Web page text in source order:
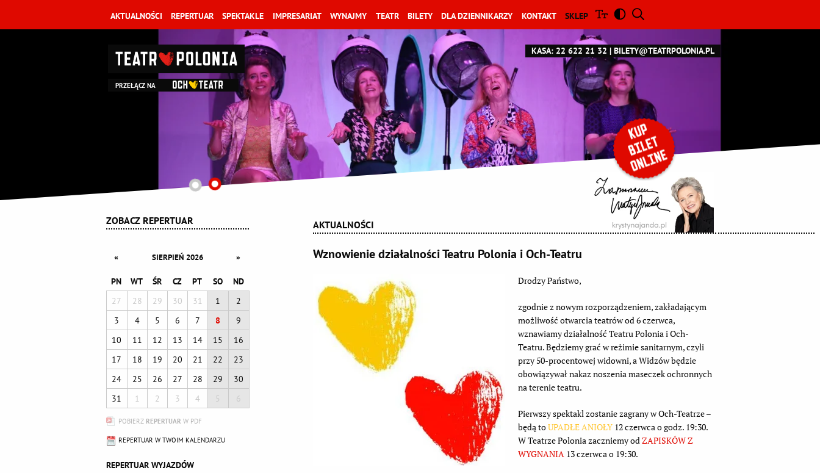
AKTUALNOŚCI REPERTUAR SPEKTAKLE IMPRESARIAT WYNAJMY TEATR BILETY DLA DZIENNIKARZY KONTAKT SKLEP
PRZEŁĄCZ NA
KASA: 22 622 21 32 BILETY@TEATRPOLONIA.PL
ZOBACZ REPERTUAR
« SIERPIEŃ 2026 »
PN WT ŚR CZ PT SO
ND
27
28 29 30 31 1
2
3
4 5 6 7 8
9
10
11 12 13 14 15
16
17
18 19 20 21 22
23
24
25 26 27 28 29
30
31
1 2 3 4 5 6
POBIERZ REPERTUAR W PDF
REPERTUAR W TWOIM KALENDARZU
REPERTUAR WYJAZDÓW
AKTUALNOŚCI
Wznowienie działalności Teatru Polonia i Och-Teatru
Drodzy Państwo,
zgodnie z nowym rozporządzeniem, zakładającym
możliwość otwarcia teatrów od 6 czerwca,
wznawiamy działalność Teatru Polonia i Och-
Teatru. Będziemy grać w reżimie sanitarnym, czyli
przy 50-procentowej widowni, a Widzów będzie
obowiązywał nakaz noszenia maseczek ochronnych
na terenie teatru.
Pierwszy spektakl zostanie zagrany w Och-Teatrze –
będą toUPADŁE ANIOŁY12 czerwca o godz. 19:30.
W Teatrze Polonia zaczniemy odZAPISKÓW Z
WYGNANIA13 czerwca o 19:30.